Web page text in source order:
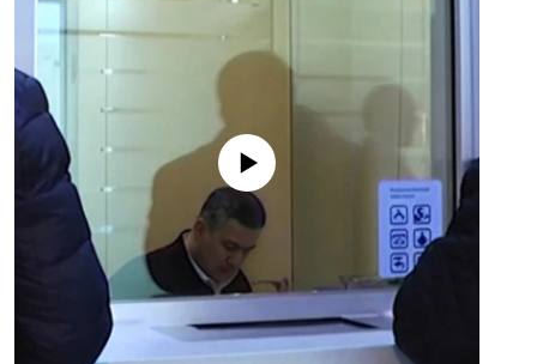
No media source currently available